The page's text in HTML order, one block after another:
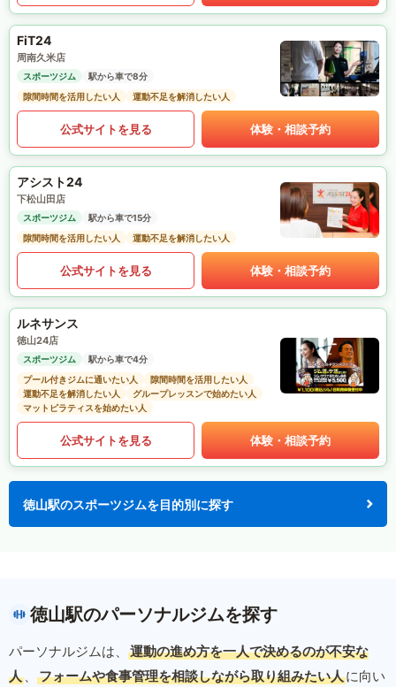
FiT24
周南久米店
スポーツジム
駅から車で8分
隙間時間を活用したい人
運動不足を解消したい人
公式サイトを見る 体験・相談予約
アシスト24
下松山田店
スポーツジム
駅から車で15分
隙間時間を活用したい人
運動不足を解消したい人
公式サイトを見る 体験・相談予約
ルネサンス
徳山24店
スポーツジム
駅から車で4分
プール付きジムに通いたい人
隙間時間を活用したい人
運動不足を解消したい人
グループレッスンで始めたい人
マットピラティスを始めたい人
公式サイトを見る 体験・相談予約
徳山駅のスポーツジムを目的別に探す
徳山駅のパーソナルジムを探す
パーソナルジムは、
運動の進め方を一人で決めるのが不安な
人 、 フォームや食事管理を相談しながら取り組みたい人に向い